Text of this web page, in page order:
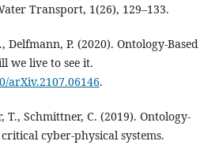
Transport, 1(26), 129–133.
Delfmann, P. (2020). Ontology-Based
we live to see it.
arXiv.2107.06146.
T., Schmittner, C. (2019). Ontology-
cyber-physical systems.